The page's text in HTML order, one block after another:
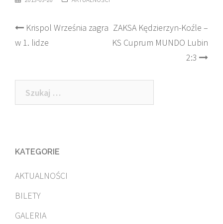
Post
navigation
Krispol Września zagra
w 1. lidze
ZAKSA Kędzierzyn-Koźle –
KS Cuprum MUNDO Lubin
2:3
Szukaj:
KATEGORIE
AKTUALNOŚCI
BILETY
GALERIA